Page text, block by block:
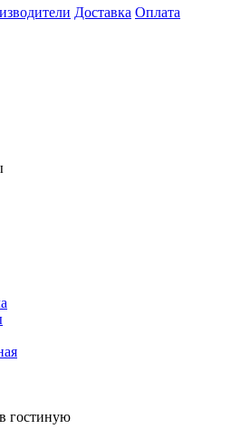
Доставка Оплата
гостиную